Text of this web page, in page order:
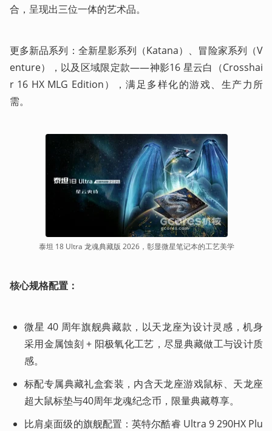
合，呈现出三位一体的艺术品。
更多新品系列：全新星影系列（Katana）、冒险家系列（V
enture），以及区域限定款——神影16 星云白（Crosshai
r 16 HX MLG Edition），满足多样化的游戏、生产力所
需。
泰坦 18 Ultra 龙魂典藏版 2026，彰显微星笔记本的工艺美学
核心规格配置：
微星 40 周年旗舰典藏款，以天龙座为设计灵感，机身
采用金属蚀刻 + 阳极氧化工艺，尽显典藏做工与设计质
感。
标配专属典藏礼盒套装，内含天龙座游戏鼠标、天龙座
超大鼠标垫与40周年龙魂纪念币，限量典藏尊享。
比肩桌面级的旗舰配置：英特尔酷睿 Ultra 9 290HX Plu